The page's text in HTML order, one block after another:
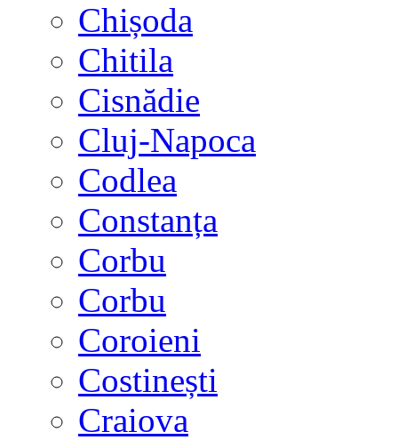
Chișoda
Chitila
Cisnădie
Cluj-Napoca
Codlea
Constanța
Corbu
Corbu
Coroieni
Costinești
Craiova